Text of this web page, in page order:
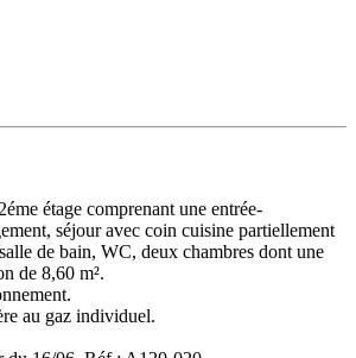
étage comprenant une entrée-
séjour avec coin cuisine partiellement
de bain, WC, deux chambres dont une
de 8,60 m².
au gaz individuel.